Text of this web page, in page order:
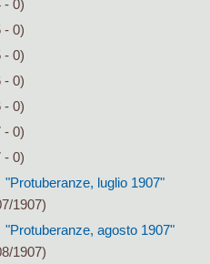
- 0)
- 0)
- 0)
- 0)
- 0)
- 0)
- 0)
"Protuberanze, luglio 1907"
1907)
"Protuberanze, agosto 1907"
1907)